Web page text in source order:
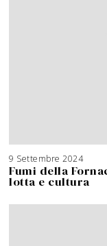
9 Settembre 2024
Fumi della
lotta e cultura